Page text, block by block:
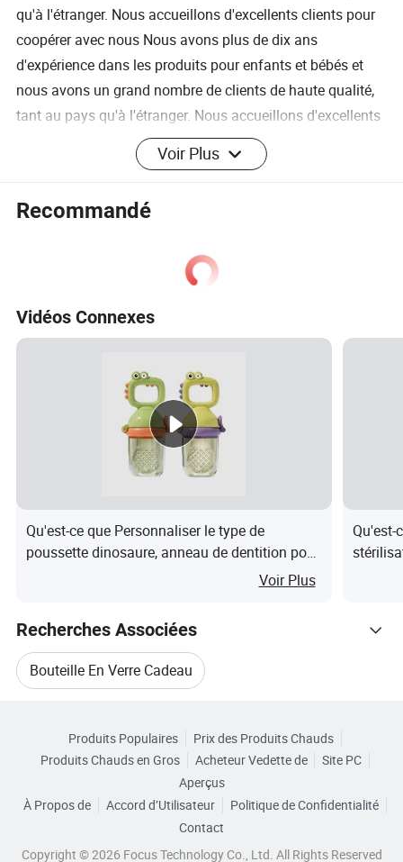
qu'à l'étranger. Nous accueillons d'excellents clients pour
coopérer avec nous Nous avons plus de dix ans
d'expérience dans les produits pour enfants et bébés et
nous avons un grand nombre de clients de haute qualité,
tant au pays qu'à l'étranger. Nous accueillons d'excellents
clients pour coopérer avec nous
Voir Plus
Recommandé
Vidéos Connexes
Qu'est-ce que Personnaliser le type de
poussette dinosaure, anneau de dentition pour
bébé, tétine en silicone pour fruits et légumes,
Voir Plus
Qu'est-
Recherches Associées
Bouteille En Verre Cadeau
Bouteille Cadeau En Verre
Bouteille En Verre Transparent
Parcourir par Catégories
Produits Populaires
Prix des Produits Chauds
Produits Chauds en Gros
Acheteur Vedette de
Site PC
Aperçus
À Propos de
Accord d’Utilisateur
Politique de Confidentialité
Contact
Copyright © 2026 Focus Technology Co., Ltd. All Rights Reserved